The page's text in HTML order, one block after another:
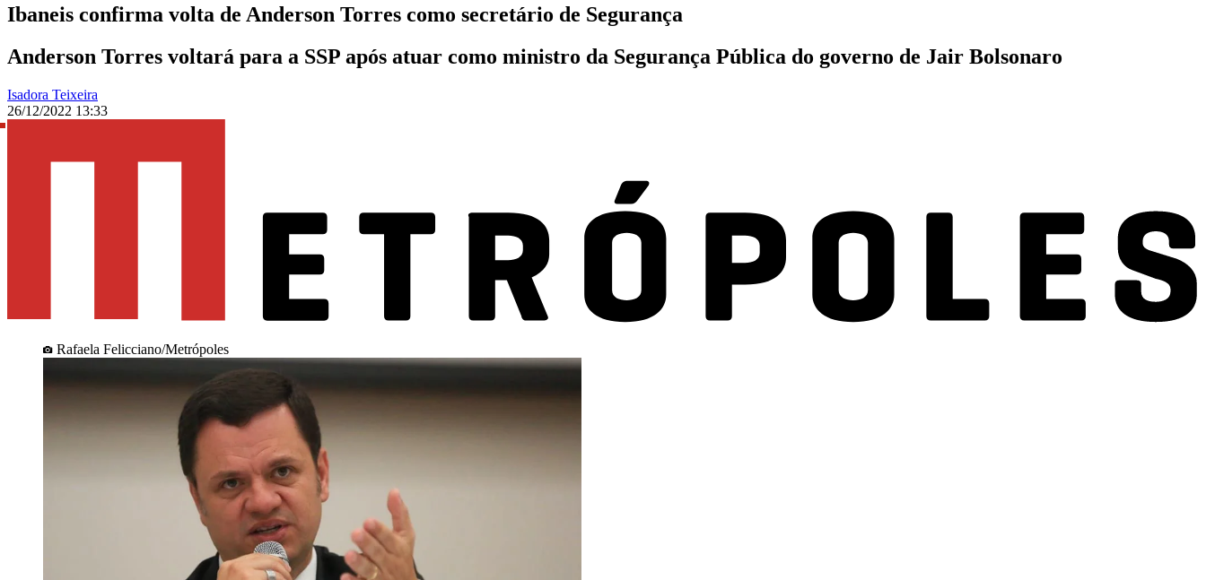
Ibaneis confirma volta de Anderson Torres como secretário de Segurança
Anderson Torres voltará para a SSP após atuar como ministro da Segurança Pública do governo de Jair Bolsonaro
Isadora Teixeira
26/12/2022 13:33
Rafaela Felicciano/Metrópoles